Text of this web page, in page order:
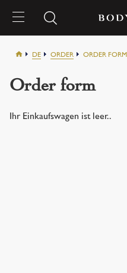
DE ORDER ORDER FORM
Order form
Ihr Einkaufswagen ist leer..